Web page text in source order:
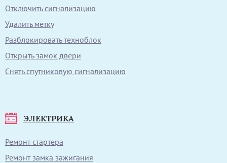
Отключить сигнализацию
Удалить метку
Разблокировать техноблок
Открыть замок двери
Снять спутниковую сигнализацию
ЭЛЕКТРИКА
Ремонт стартера
Ремонт замка зажигания